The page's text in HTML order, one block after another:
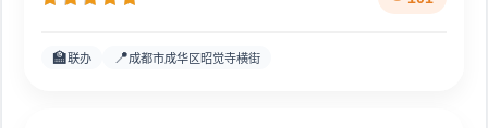
🏫联办 📍成都市成华区昭觉寺横街